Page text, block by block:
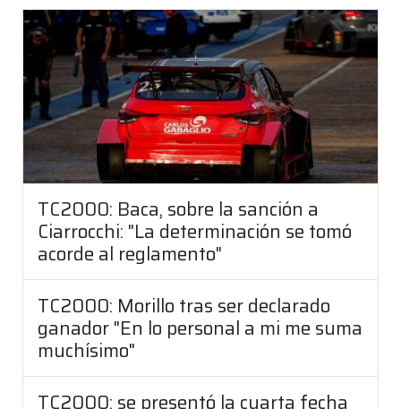
TC2000: Baca, sobre la sanción a
Ciarrocchi: "La determinación se tomó
acorde al reglamento"
TC2000: Morillo tras ser declarado
ganador "En lo personal a mi me suma
muchísimo"
TC2000: se presentó la cuarta fecha